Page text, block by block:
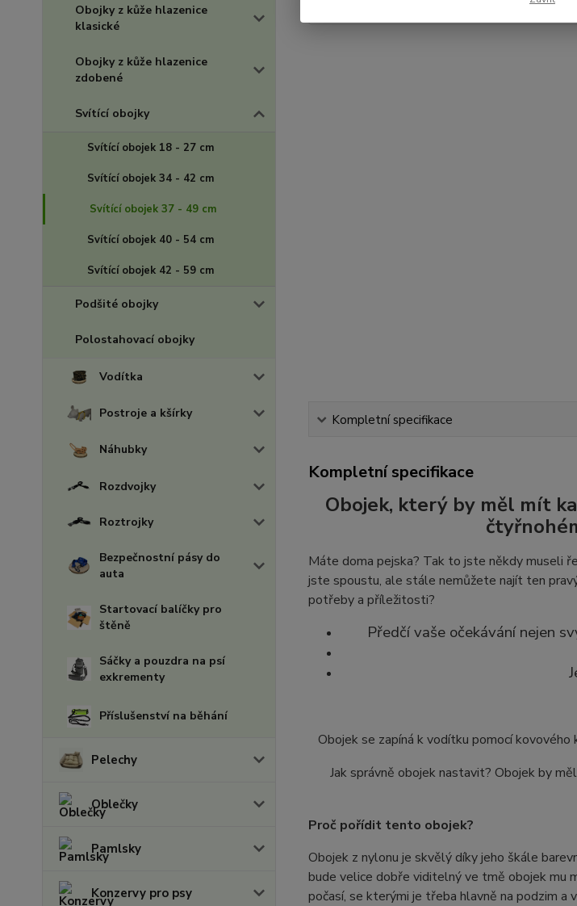
Obojky z kůže hlazenice
klasické
Obojky z kůže hlazenice
zdobené
Svítící obojky
Svítící obojek 18 - 27 cm
Svítící obojek 34 - 42 cm
Svítící obojek 37 - 49 cm
Svítící obojek 40 - 54 cm
Svítící obojek 42 - 59 cm
Podšité obojky
Polostahovací obojky
Vodítka
Postroje a kšírky
Náhubky
Rozdvojky
Roztrojky
Bezpečnostní pásy do
auta
Startovací balíčky pro
štěně
Sáčky a pouzdra na psí
exkrementy
Příslušenství na běhání
Pelechy
Oblečky
Pamlsky
Konzervy pro psy
Kompletní specifikace
Kompletní specifikace
Obojek, který by měl mít
Máte doma pejska? Tak to jste někdy museli
jste spoustu, ale stále nemůžete najít ten
potřeby a příležitosti?
Předčí vaše očekávání nejen
Obojek se zapíná k vodítku pomocí
Jak správně obojek nastavit? Obojek by
Proč pořídit tento obojek?
Obojek z nylonu je skvělý díky jeho škále
bude velice dobře viditelný ve tmě obojek mu
počasí, se kterými je třeba hlavně na podzim a